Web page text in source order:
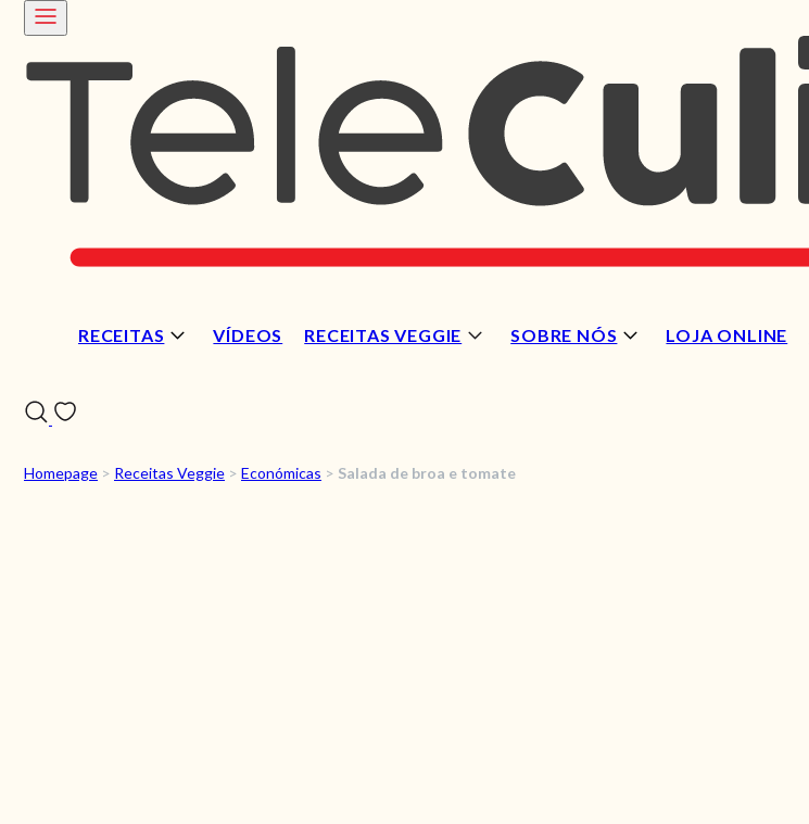
RECEITAS VÍDEOS RECEITAS VEGGIE SOBRE NÓS LOJA ONLINE
Homepage > Receitas Veggie > Económicas > Salada de broa e tomate